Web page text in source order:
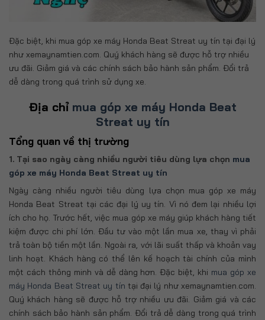
Đặc biệt, khi mua góp xe máy Honda Beat Streat uy tín tại đại lý
như xemaynamtien.com. Quý khách hàng sẽ được hỗ trợ nhiều
ưu đãi. Giảm giá và các chính sách bảo hành sản phẩm. Đổi trả
dễ dàng trong quá trình sử dụng xe.
Địa chỉ mua góp xe máy Honda Beat
Streat uy tín
Tổng quan về thị trường
1. Tại sao ngày càng nhiều người tiêu dùng lựa chọn mua
góp xe máy Honda Beat Streat uy tín
Ngày càng nhiều người tiêu dùng lựa chọn mua góp xe máy
Honda Beat Streat tại các đại lý uy tín. Vì nó đem lại nhiều lợi
ích cho họ. Trước hết, việc mua góp xe máy giúp khách hàng tiết
kiệm được chi phí lớn. Đầu tư vào một lần mua xe, thay vì phải
trả toàn bộ tiền một lần. Ngoài ra, với lãi suất thấp và khoản vay
linh hoạt. Khách hàng có thể lên kế hoạch tài chính của mình
một cách thông minh và dễ dàng hơn. Đặc biệt, khi mua góp xe
máy Honda Beat Streat uy tín tại đại lý như xemaynamtien.com.
Quý khách hàng sẽ được hỗ trợ nhiều ưu đãi. Giảm giá và các
chính sách bảo hành sản phẩm. Đổi trả dễ dàng trong quá trình